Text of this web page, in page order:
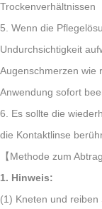
Trockenverhältnissen
5. Wenn die
Undurchsichtigkeit
Augenschmerzen wie
Anwendung sofort
6. Es sollte die
die Kontaktlinse
【Methode zum
1. Hinweis:
(1) Kneten und reiben